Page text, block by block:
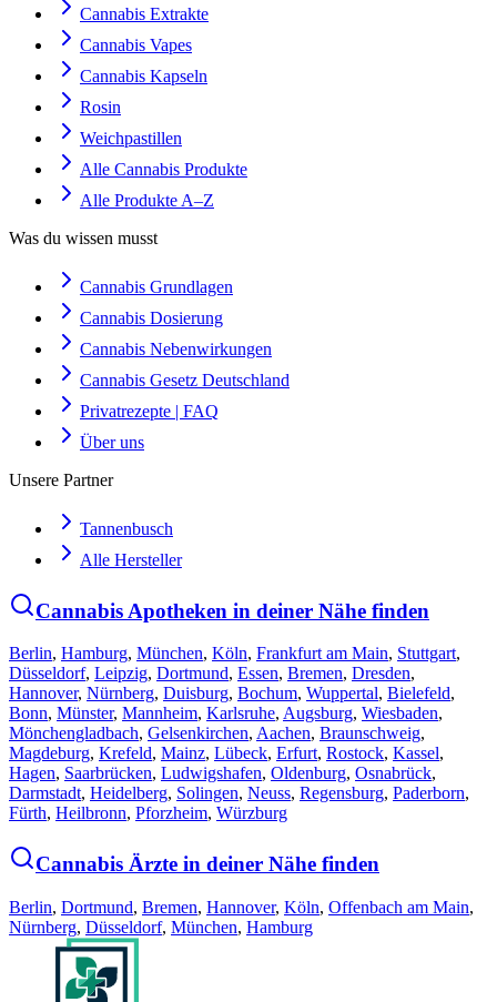
Cannabis Extrakte
Cannabis Vapes
Cannabis Kapseln
Rosin
Weichpastillen
Alle Cannabis Produkte
Alle Produkte A–Z
Was du wissen musst
Cannabis Grundlagen
Cannabis Dosierung
Cannabis Nebenwirkungen
Cannabis Gesetz Deutschland
Privatrezepte | FAQ
Über uns
Unsere Partner
Tannenbusch
Alle Hersteller
Cannabis Apotheken in deiner Nähe finden
Berlin, Hamburg, München, Köln, Frankfurt am Main, Stuttgart,
Düsseldorf, Leipzig, Dortmund, Essen, Bremen, Dresden,
Hannover, Nürnberg, Duisburg, Bochum, Wuppertal, Bielefeld,
Bonn, Münster, Mannheim, Karlsruhe, Augsburg, Wiesbaden,
Mönchengladbach, Gelsenkirchen, Aachen, Braunschweig,
Magdeburg, Krefeld, Mainz, Lübeck, Erfurt, Rostock, Kassel,
Hagen, Saarbrücken, Ludwigshafen, Oldenburg, Osnabrück,
Darmstadt, Heidelberg, Solingen, Neuss, Regensburg, Paderborn,
Fürth, Heilbronn, Pforzheim, Würzburg
Cannabis Ärzte in deiner Nähe finden
Berlin, Dortmund, Bremen, Hannover, Köln, Offenbach am Main,
Nürnberg, Düsseldorf, München, Hamburg